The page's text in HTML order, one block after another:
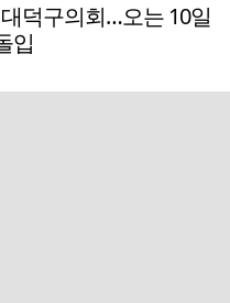
덕구의회…오는 10일
입